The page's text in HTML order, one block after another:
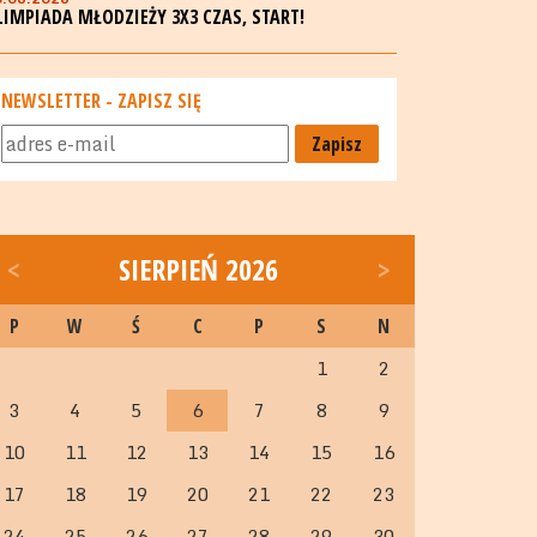
MŁODZIEŻY 3X3 CZAS, START!
NEWSLETTER - ZAPISZ SIĘ
Zapisz
< SIERPIEŃ 2026 >
P W Ś C P S N
1
2
3
4 5 6 7 8
9
10
11 12 13 14 15
16
17
18 19 20 21 22
23